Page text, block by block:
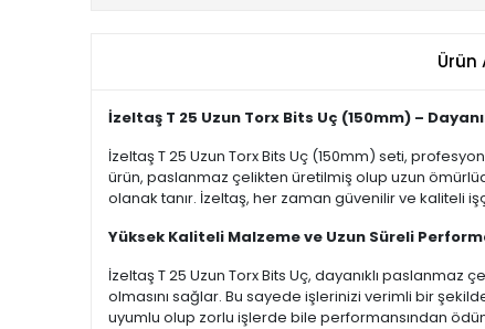
Ürün
İzeltaş T 25 Uzun Torx Bits Uç (150mm) –
İzeltaş T 25 Uzun Torx Bits Uç (150mm) seti,
ürün, paslanmaz çelikten üretilmiş olup uzun
olanak tanır. İzeltaş, her zaman güvenilir ve kaliteli
Yüksek Kaliteli Malzeme ve Uzun Süreli
İzeltaş T 25 Uzun Torx Bits Uç, dayanıklı paslanmaz
olmasını sağlar. Bu sayede işlerinizi verimli bir
uyumlu olup zorlu işlerde bile performansından